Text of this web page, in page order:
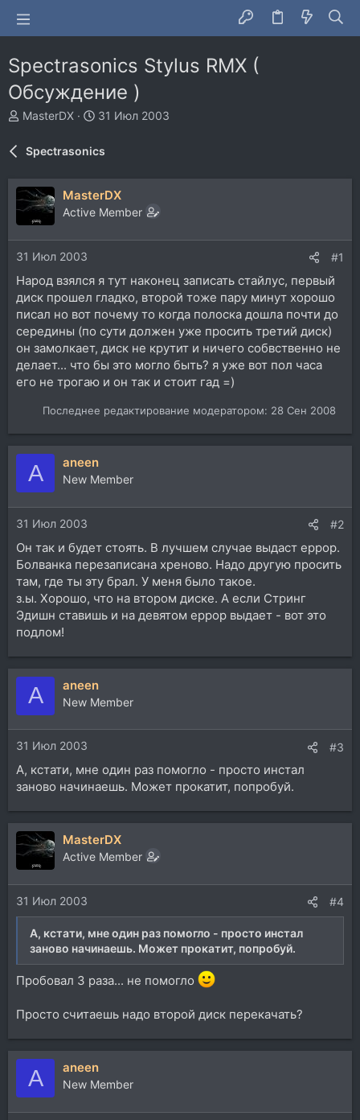
Spectrasonics Stylus RMX (
Обсуждение )
А
т
р
т
е
MasterDX
Д
н
а
ч
31 Июл 2003
Spectrasonics
MasterDX
Active Member
31 Июл 2003 #1
Народ взялся я тут наконец записать стайлус, первый
диск прошел гладко, второй тоже пару минут хорошо
писал но вот почему то когда полоска дошла почти до
середины (по сути должен уже просить третий диск)
он замолкает, диск не крутит и ничего собвственно не
делает... что бы это могло быть? я уже вот пол часа
его не трогаю и он так и стоит гад =)
Последнее редактирование модератором: 28 Сен 2008
A aneen
New Member
31 Июл 2003 #2
Он так и будет стоять. В лучшем случае выдаст еррор.
Болванка перезаписана хреново. Надо другую просить
там, где ты эту брал. У меня было такое.
з.ы. Хорошо, что на втором диске. А если Стринг
Эдишн ставишь и на девятом еррор выдает - вот это
подлом!
A aneen
New Member
31 Июл 2003 #3
А, кстати, мне один раз помогло - просто инстал
заново начинаешь. Может прокатит, попробуй.
MasterDX
Active Member
31 Июл 2003 #4
А, кстати, мне один раз помогло - просто инстал
заново начинаешь. Может прокатит, попробуй.
Пробовал 3 раза... не помогло
Просто считаешь надо второй диск перекачать?
A aneen
New Member